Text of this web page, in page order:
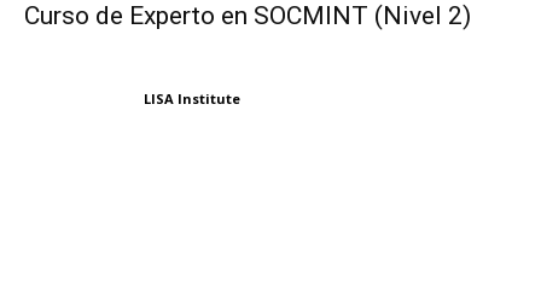
Curso de Experto en SOCMINT (Nivel 2)
LISA Institute